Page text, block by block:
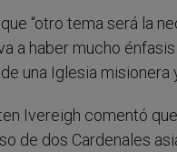
“otro tema será la
a haber mucho
una Iglesia
Ivereigh comentó
de dos Cardenales